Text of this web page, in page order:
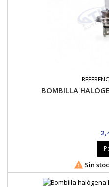
BOMBILLA
 Sin